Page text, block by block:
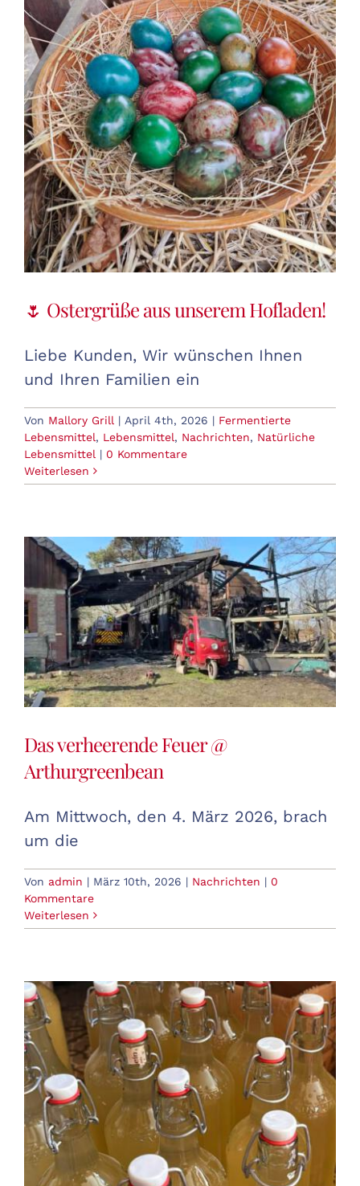
Warenkorb
🌷 Ostergrüße aus unserem Hofladen!
Liebe Kunden, Wir wünschen Ihnen
und Ihren Familien ein
Von Mallory Grill | April 4th, 2026 | Fermentierte
Lebensmittel, Lebensmittel, Nachrichten, Natürliche
Lebensmittel | 0 Kommentare
Weiterlesen
Das verheerende Feuer @
Arthurgreenbean
Am Mittwoch, den 4. März 2026, brach
um die
Von admin | März 10th, 2026 | Nachrichten | 0
Kommentare
Weiterlesen